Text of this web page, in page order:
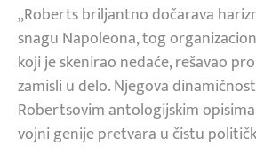
„Roberts briljantno dočarava
snagu Napoleona, tog
koji je skenirao nedaće, rešavao
zamisli u delo. Njegova
Robertsovim antologijskim
vojni genije pretvara u čistu